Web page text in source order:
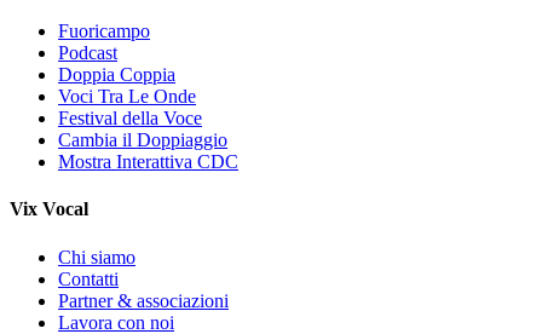
Fuoricampo
Podcast
Doppia Coppia
Voci Tra Le Onde
Festival della Voce
Cambia il Doppiaggio
Mostra Interattiva CDC
Vix Vocal
Chi siamo
Contatti
Partner & associazioni
Lavora con noi